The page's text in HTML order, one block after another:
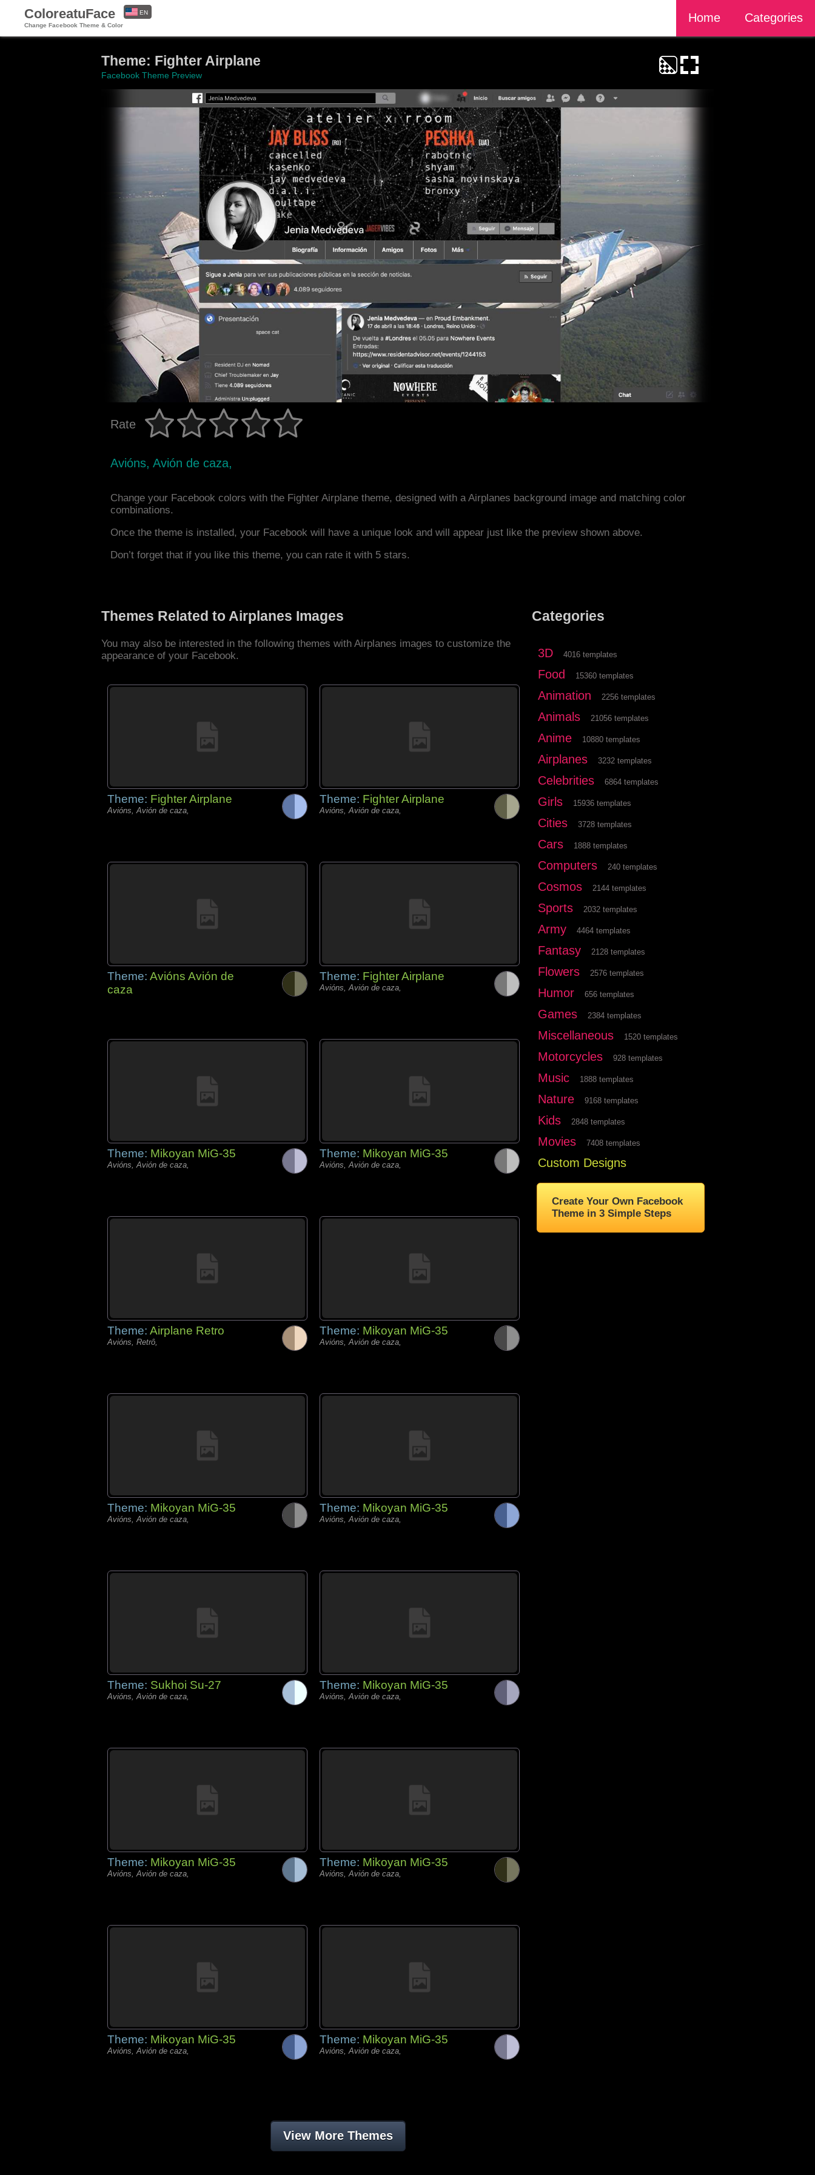
ColoreatuFace
Change Facebook Theme & Color
Home Categories
EN
Theme: Fighter Airplane
Facebook Theme Preview
Rate
Avións, Avión de caza,
Change your Facebook colors with the Fighter Airplane theme, designed with a Airplanes background image and matching color
combinations.
Once the theme is installed, your Facebook will have a unique look and will appear just like the preview shown above.
Don’t forget that if you like this theme, you can rate it with 5 stars.
Themes Related to Airplanes Images
You may also be interested in the following themes with Airplanes images to customize the
appearance of your Facebook.
Theme: Fighter Airplane
Avións, Avión de caza,
Theme: Fighter Airplane
Avións, Avión de caza,
Theme: Avións Avión de
caza
Theme: Fighter Airplane
Avións, Avión de caza,
Theme: Mikoyan MiG-35
Avións, Avión de caza,
Theme: Mikoyan MiG-35
Avións, Avión de caza,
Theme: Airplane Retro
Avións, Retrô,
Theme: Mikoyan MiG-35
Avións, Avión de caza,
Theme: Mikoyan MiG-35
Avións, Avión de caza,
Theme: Mikoyan MiG-35
Avións, Avión de caza,
Theme: Sukhoi Su-27
Avións, Avión de caza,
Theme: Mikoyan MiG-35
Avións, Avión de caza,
Theme: Mikoyan MiG-35
Avións, Avión de caza,
Theme: Mikoyan MiG-35
Avións, Avión de caza,
Theme: Mikoyan MiG-35
Avións, Avión de caza,
Theme: Mikoyan MiG-35
Avións, Avión de caza,
View More Themes
Categories
3D 4016 templates
Food 15360 templates
Animation 2256 templates
Animals 21056 templates
Anime 10880 templates
Airplanes 3232 templates
Celebrities 6864 templates
Girls 15936 templates
Cities 3728 templates
Cars 1888 templates
Computers 240 templates
Cosmos 2144 templates
Sports 2032 templates
Army 4464 templates
Fantasy 2128 templates
Flowers 2576 templates
Humor 656 templates
Games 2384 templates
Miscellaneous 1520 templates
Motorcycles 928 templates
Music 1888 templates
Nature 9168 templates
Kids 2848 templates
Movies 7408 templates
Custom Designs
Create Your Own Facebook
Theme in 3 Simple Steps